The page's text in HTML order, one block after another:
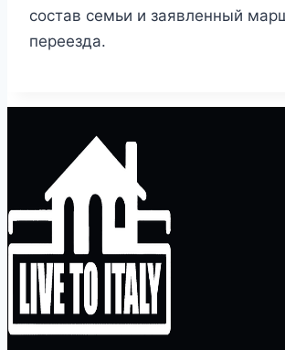
состав семьи и заявленный
переезда.